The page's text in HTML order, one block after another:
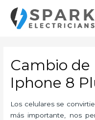
contenido
Cambio de
Iphone 8
Los celulares se
más importante, nos